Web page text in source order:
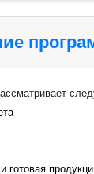
готовая